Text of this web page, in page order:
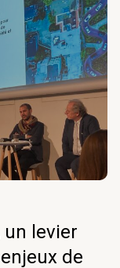
un levier
de